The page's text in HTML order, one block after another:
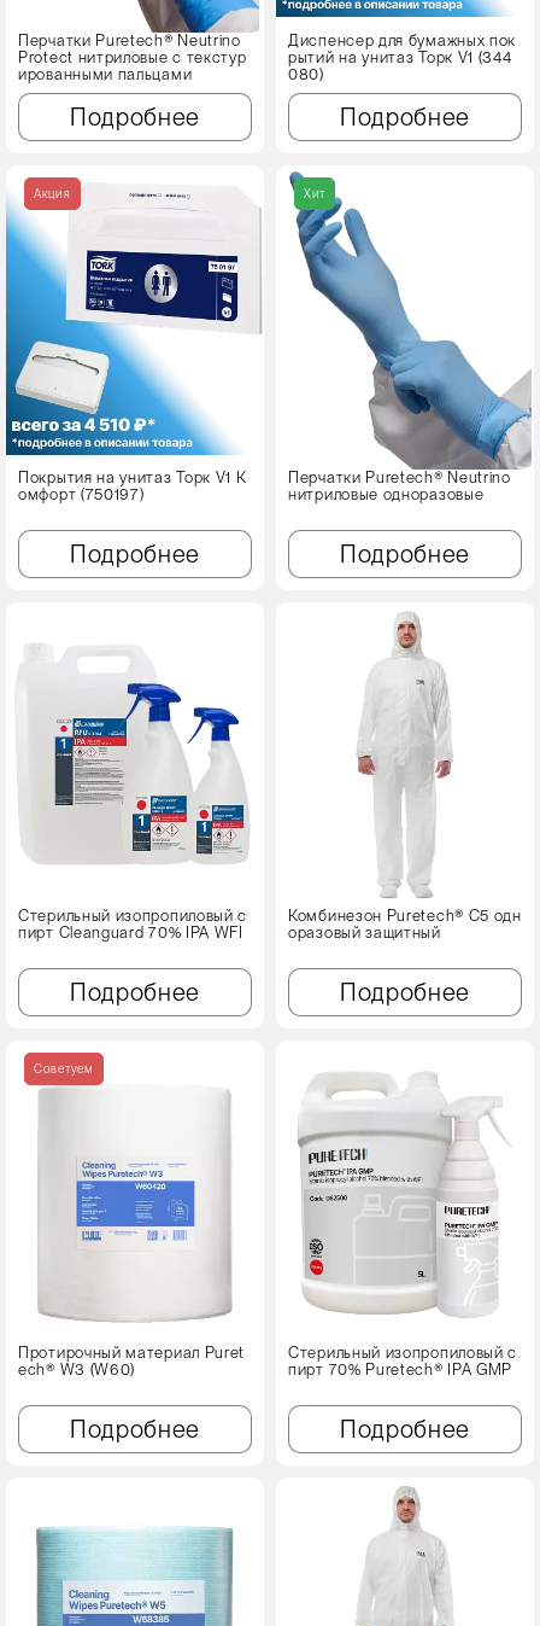
Перчатки Puretech® Neutrino
Protect нитриловые с текстур
ированными пальцами
Подробнее
Диспенсер для бумажных пок
рытий на унитаз Торк V1 (344
080)
Подробнее
Акция
Покрытия на унитаз Торк V1 К
омфорт (750197)
Подробнее
Хит
Перчатки Puretech® Neutrino
нитриловые одноразовые
Подробнее
Стерильный изопропиловый с
пирт Cleanguard 70% IPA WFI
Подробнее
Комбинезон Puretech® C5 одн
оразовый защитный
Подробнее
Советуем
Протирочный материал Puret
ech® W3 (W60)
Подробнее
Стерильный изопропиловый с
пирт 70% Puretech® IPA GMP
Подробнее